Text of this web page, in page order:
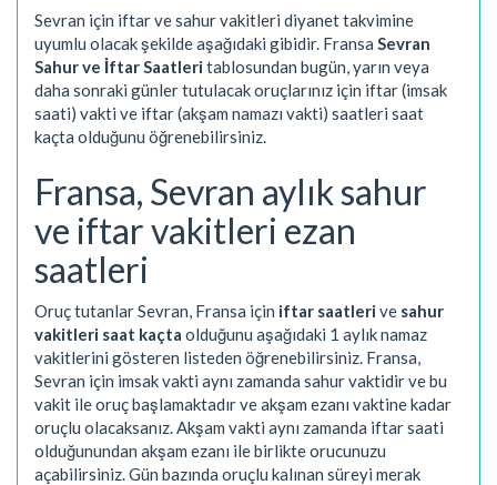
Sevran için iftar ve sahur vakitleri diyanet takvimine
uyumlu olacak şekilde aşağıdaki gibidir. Fransa Sevran
Sahur ve İftar Saatleritablosundan bugün, yarın veya
daha sonraki günler tutulacak oruçlarınız için iftar (imsak
saati) vakti ve iftar (akşam namazı vakti) saatleri saat
kaçta olduğunu öğrenebilirsiniz.
Fransa, Sevran aylık sahur
ve iftar vakitleri ezan
saatleri
Oruç tutanlar Sevran, Fransa için iftar saatlerive sahur
vakitleri saat kaçta olduğunu aşağıdaki 1 aylık namaz
vakitlerini gösteren listeden öğrenebilirsiniz. Fransa,
Sevran için imsak vakti aynı zamanda sahur vaktidir ve bu
vakit ile oruç başlamaktadır ve akşam ezanı vaktine kadar
oruçlu olacaksanız. Akşam vakti aynı zamanda iftar saati
olduğunundan akşam ezanı ile birlikte orucunuzu
açabilirsiniz. Gün bazında oruçlu kalınan süreyi merak